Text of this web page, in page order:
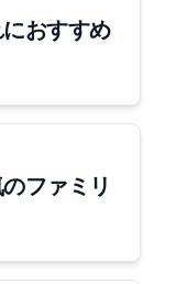
おすすめ
ファミリ